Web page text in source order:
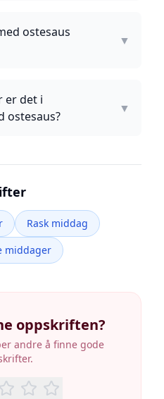
ostesaus
▼
er det i
ostesaus?
▼
Rask middag
middager
oppskriften?
andre å finne gode